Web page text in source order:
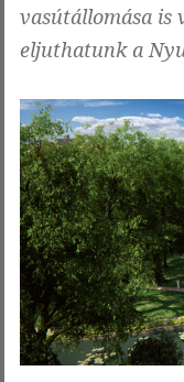
vasútállomása is
eljuthatunk a